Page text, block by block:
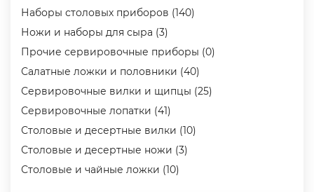
Наборы столовых приборов (140)
Ножи и наборы для сыра (3)
Прочие сервировочные приборы (0)
Салатные ложки и половники (40)
Сервировочные вилки и щипцы (25)
Сервировочные лопатки (41)
Столовые и десертные вилки (10)
Столовые и десертные ножи (3)
Столовые и чайные ложки (10)